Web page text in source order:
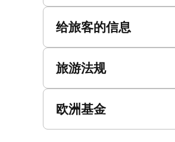
给旅客的信息
旅游法规
欧洲基金